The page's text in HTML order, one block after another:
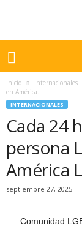
Inicio Internacionales
en América...
INTERNACIONALES
Cada 24
persona
América
septiembre 27, 2025
Comunidad